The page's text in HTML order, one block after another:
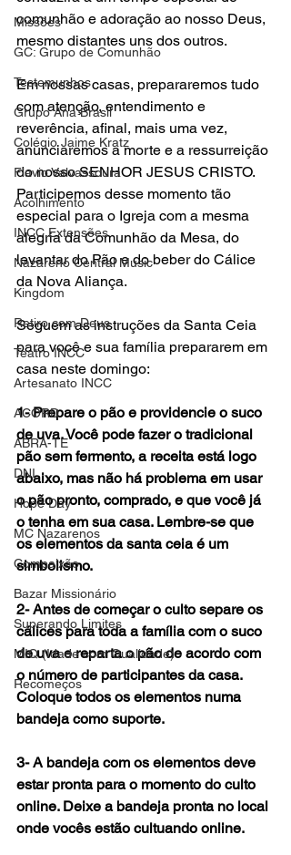
Missões
GC: Grupo de Comunhão
Testemunhos
Grupo Ana Brasil
Colégio Jaime Kratz
Flavio Valvassoura
Acolhimento
INCC Extensões
Nazareno Central Music
Kingdom
Retiro com Deus
Teatro INCC
Artesanato INCC
ACORD
ABRA-TE
DNI
Hope Day
MC Nazarenos
Compaixão
Bazar Missionário
Superando Limites
MIQ (Idade com Qualidade)
Recomeços
comunhão e adoração ao nosso Deus,
mesmo distantes uns dos outros.
Em nossas casas, prepararemos tudo
com atenção, entendimento e
reverência, afinal, mais uma vez,
anunciaremos a morte e a ressurreição
do nosso SENHOR JESUS CRISTO.
Participemos desse momento tão
especial para o Igreja com a mesma
alegria da Comunhão da Mesa, do
levantar do Pão e do beber do Cálice
da Nova Aliança.
Seguem as instruções da Santa Ceia
para você e sua família prepararem em
casa neste domingo:
1- Prepare o pão e providencie o suco
de uva. Você pode fazer o tradicional
pão sem fermento, a receita está logo
abaixo, mas não há problema em usar
o pão pronto, comprado, e que você já
o tenha em sua casa. Lembre-se que
os elementos da santa ceia é um
simbolismo.
2- Antes de começar o culto separe os
cálices para toda a família com o suco
de uva e reparta o pão de acordo com
o número de participantes da casa.
Coloque todos os elementos numa
bandeja como suporte.
3- A bandeja com os elementos deve
estar pronta para o momento do culto
online. Deixe a bandeja pronta no local
onde vocês estão cultuando online.